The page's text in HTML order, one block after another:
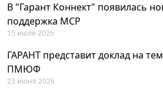
В "Гарант Коннект" появилась
поддержка MCP
15 июля 2026
ГАРАНТ представит доклад на
ПМЮФ
23 июня 2026